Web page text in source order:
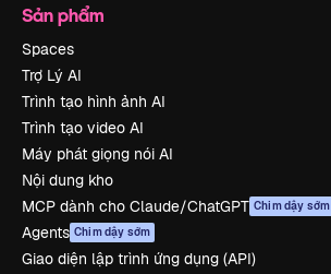
Sản phẩm
Spaces
Trợ Lý AI
Trình tạo hình ảnh AI
Trình tạo video AI
Máy phát giọng nói AI
Nội dung kho
MCP dành cho Claude/ChatGPT Chim dậy sớm
Agents Chim dậy sớm
Giao diện lập trình ứng dụng (API)